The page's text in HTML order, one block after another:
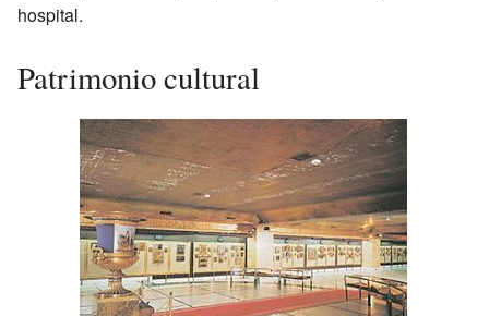
hospital.
Patrimonio cultural